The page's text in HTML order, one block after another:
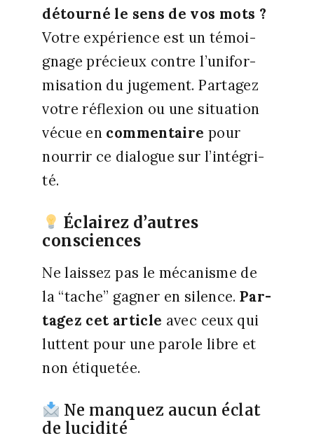
détour­né le sens de vos mots ?
Votre expé­rience est un témoi­
gnage pré­cieux contre l’u­ni­for­
mi­sa­tion du juge­ment. Par­ta­gez
votre réflexion ou une situa­tion
vécue en com­men­taire pour
nour­rir ce dia­logue sur l’in­té­gri­
té.
Éclairez d’autres
consciences
Ne lais­sez pas le méca­nisme de
la “tache” gagner en silence.Par­
ta­gez cet article avec ceux qui
luttent pour une parole libre et
non éti­que­tée.
Ne manquez aucun éclat
de lucidité